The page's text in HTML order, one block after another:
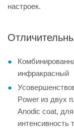
настроек.
инфракрасный
Power из двух
Anodic coat,
интенсивность